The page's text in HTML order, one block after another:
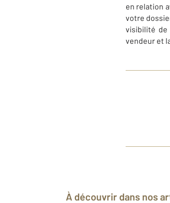
en relation
votre
visibilité de
vendeur et
À découvrir dans nos